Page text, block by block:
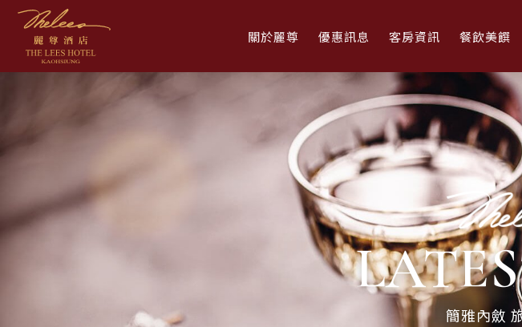
關於麗尊 優惠訊息 客房資訊 餐飲美饌
簡雅內斂